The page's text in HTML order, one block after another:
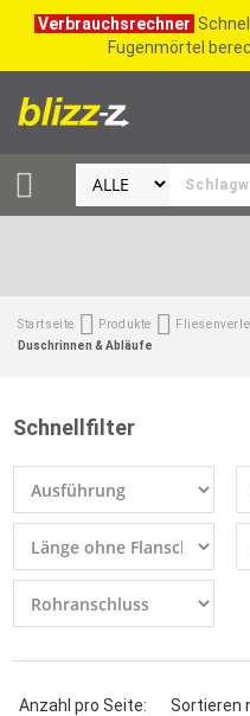
Verbrauchsrechner
Fugenmörtel
Startseite Produkte
Duschrinnen & Abläufe
Schnellfilter
Anzahl pro Seite:
Sortieren